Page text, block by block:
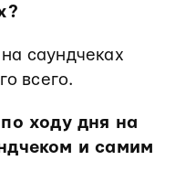
саундчеках
всего.
ходу дня на
и самим